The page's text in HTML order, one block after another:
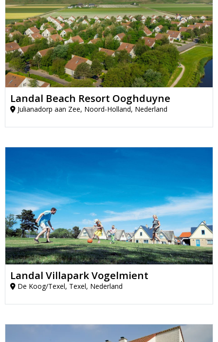
Landal Beach Resort Ooghduyne
Julianadorp aan Zee, Noord-Holland, Nederland
Landal Villapark Vogelmient
De Koog/Texel, Texel, Nederland